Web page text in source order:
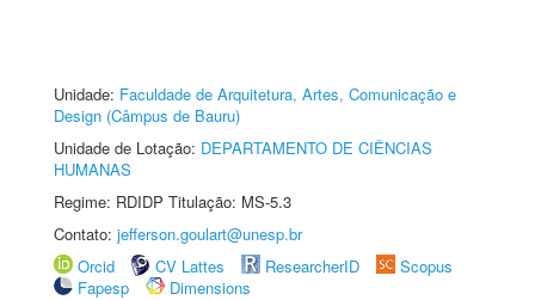
Unidade: Faculdade de Arquitetura, Artes, Comunicação e
Design (Câmpus de Bauru)
Unidade de Lotação: DEPARTAMENTO DE CIÊNCIAS
HUMANAS
Regime: RDIDP Titulação: MS-5.3
Contato: jefferson.goulart@unesp.br
Orcid
CV Lattes ResearcherID
Scopus
Fapesp
Dimensions